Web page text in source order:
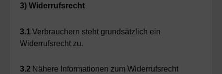
3) Widerrufsrecht
3.1 Verbrauchern steht grundsätzlich ein
Widerrufsrecht zu.
3.2 Nähere Informationen zum Widerrufsrecht